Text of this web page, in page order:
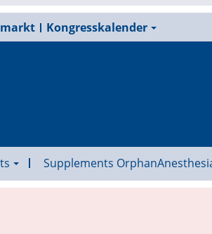
Kongresskalender
Supplements